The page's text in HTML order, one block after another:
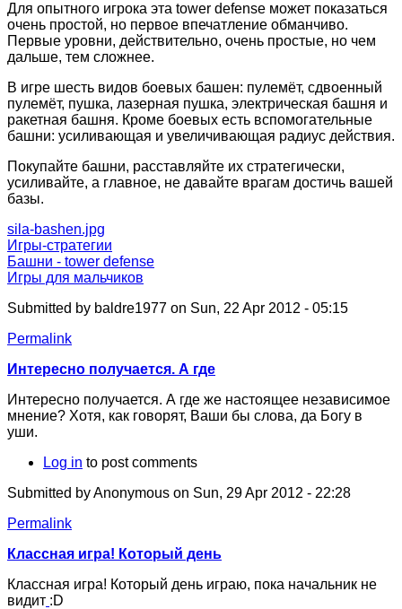
Для опытного игрока эта tower defense может показаться
очень простой, но первое впечатление обманчиво.
Первые уровни, действительно, очень простые, но чем
дальше, тем сложнее.
В игре шесть видов боевых башен: пулемёт, сдвоенный
пулемёт, пушка, лазерная пушка, электрическая башня и
ракетная башня. Кроме боевых есть вспомогательные
башни: усиливающая и увеличивающая радиус действия.
Покупайте башни, расставляйте их стратегически,
усиливайте, а главное, не давайте врагам достичь вашей
базы.
sila-bashen.jpg
Игры-стратегии
Башни - tower defense
Игры для мальчиков
Submitted by baldre1977 on Sun, 22 Apr 2012 - 05:15
Permalink
Интересно получается. А где
Интересно получается. А где же настоящее независимое
мнение? Хотя, как говорят, Ваши бы слова, да Богу в
уши.
Log in to post comments
Submitted byAnonymous on Sun, 29 Apr 2012 - 22:28
Permalink
Классная игра! Который день
Классная игра! Который день играю, пока начальник не
видит :D